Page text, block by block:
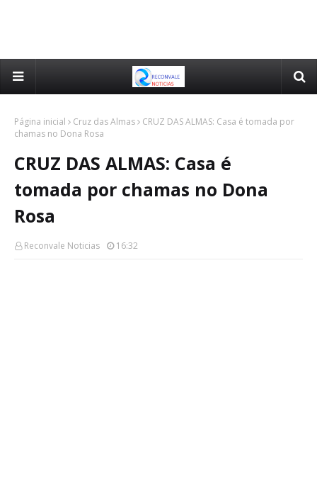
Página inicial Cruz das Almas
CRUZ DAS ALMAS: Casa é tomada por
chamas no Dona Rosa
CRUZ DAS ALMAS: Casa é
tomada por chamas no Dona
Rosa
Reconvale Noticias 16:32